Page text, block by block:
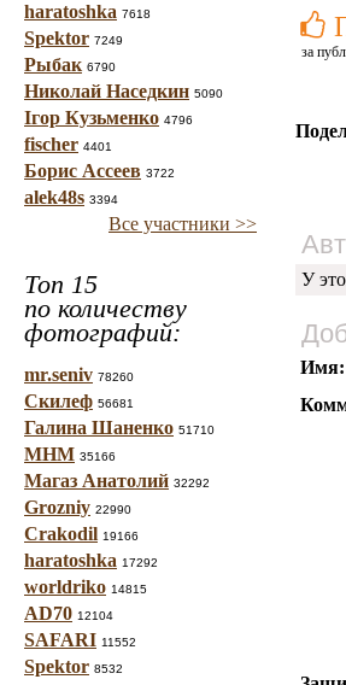
haratoshka 7618
Spektor 7249
Рыбак 6790
Николай Наседкин 5090
Ігор Кузьменко 4796
fischer 4401
Борис Ассеев 3722
alek48s 3394
Все участники >>
Топ 15
по количеству
фотографий:
mr.seniv 78260
Скилеф 56681
Галина Шаненко 51710
МНМ 35166
Магаз Анатолий 32292
Grozniy 22990
Crakodil 19166
haratoshka 17292
worldriko 14815
AD70 12104
SAFARI 11552
Spektor 8532
за
У
Имя: